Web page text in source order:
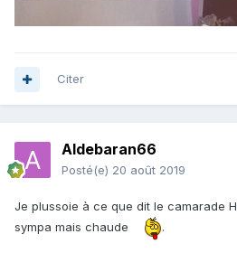
Citer
Aldebaran66
Posté(e) 20 août 2019
Je plussoie à ce que dit le camarade
sympa mais chaude
.